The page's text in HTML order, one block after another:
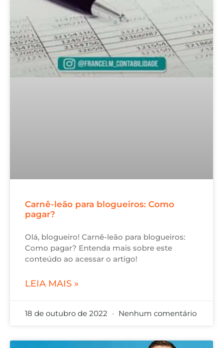
Carnê-leão para blogueiros: Como
pagar?
Olá, blogueiro! Carnê-leão para blogueiros:
Como pagar? Entenda mais sobre este
conteúdo ao acessar o artigo!
LEIA MAIS »
18 de outubro de 2022 Nenhum comentário